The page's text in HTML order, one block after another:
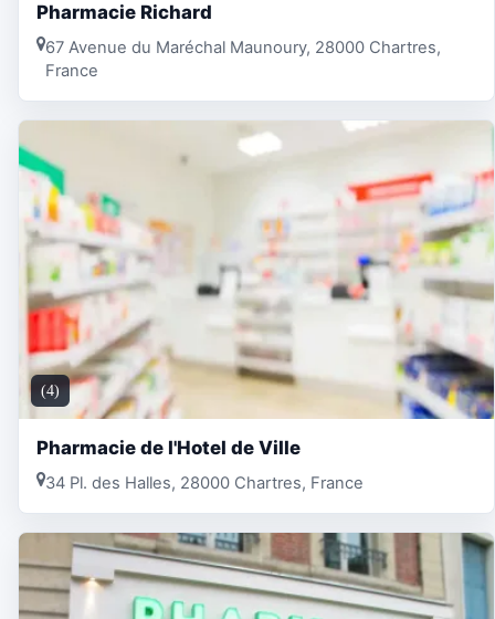
Pharmacie Richard
67 Avenue du Maréchal Maunoury, 28000 Chartres,
France
(4)
Pharmacie de l'Hotel de Ville
34 Pl. des Halles, 28000 Chartres, France